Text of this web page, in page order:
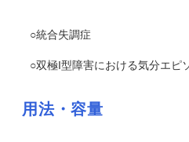
○統合失調症
○双極I型障害における気分エピ
用法・容量